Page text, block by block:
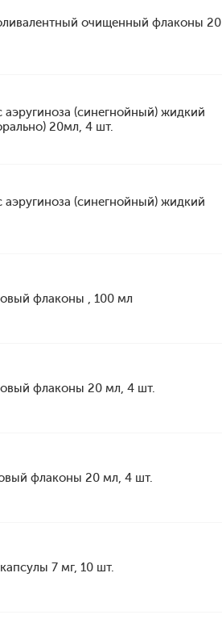
очищенный флаконы 20
(синегнойный) жидкий
20мл, 4 шт.
(синегнойный) жидкий
флаконы , 100 мл
флаконы 20 мл, 4 шт.
флаконы 20 мл, 4 шт.
7 мг, 10 шт.